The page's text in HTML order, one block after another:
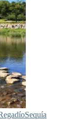
Sequía